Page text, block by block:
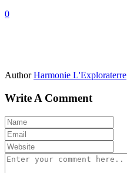
0
Author Harmonie L'Exploraterre
Write A Comment